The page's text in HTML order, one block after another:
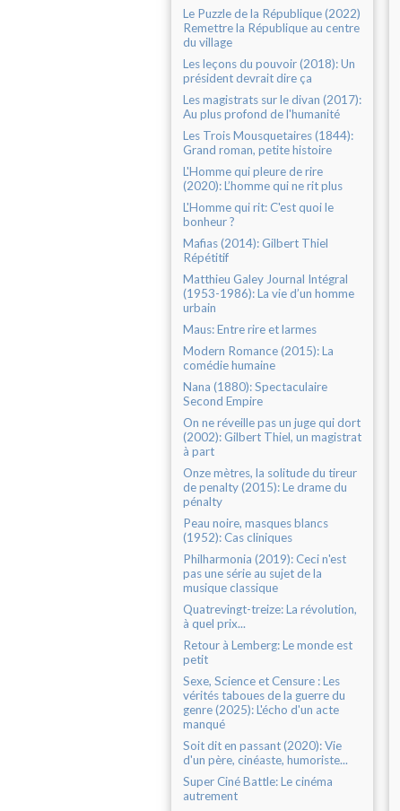
Le Puzzle de la République (2022)
Remettre la République au centre
du village
Les leçons du pouvoir (2018): Un
président devrait dire ça
Les magistrats sur le divan (2017):
Au plus profond de l'humanité
Les Trois Mousquetaires (1844):
Grand roman, petite histoire
L'Homme qui pleure de rire
(2020): L’homme qui ne rit plus
L'Homme qui rit: C'est quoi le
bonheur ?
Mafias (2014): Gilbert Thiel
Répétitif
Matthieu Galey Journal Intégral
(1953-1986): La vie d’un homme
urbain
Maus: Entre rire et larmes
Modern Romance (2015): La
comédie humaine
Nana (1880): Spectaculaire
Second Empire
On ne réveille pas un juge qui dort
(2002): Gilbert Thiel, un magistrat
à part
Onze mètres, la solitude du tireur
de penalty (2015): Le drame du
pénalty
Peau noire, masques blancs
(1952): Cas cliniques
Philharmonia (2019): Ceci n'est
pas une série au sujet de la
musique classique
Quatrevingt-treize: La révolution,
à quel prix...
Retour à Lemberg: Le monde est
petit
Sexe, Science et Censure : Les
vérités taboues de la guerre du
genre (2025): L'écho d'un acte
manqué
Soit dit en passant (2020): Vie
d'un père, cinéaste, humoriste...
Super Ciné Battle: Le cinéma
autrement